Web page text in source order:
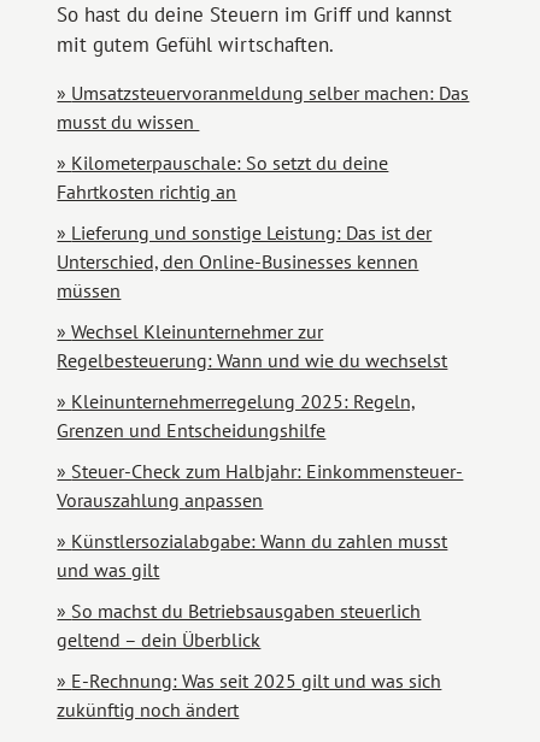
So hast du deine Steuern im Griff und kannst
mit gutem Gefühl wirtschaften.
Umsatzsteuervoranmeldung selber machen: Das
musst du wissen
Kilometerpauschale: So setzt du deine
Fahrtkosten richtig an
Lieferung und sonstige Leistung: Das ist der
Unterschied, den Online-Businesses kennen
müssen
Wechsel Kleinunternehmer zur
Regelbesteuerung: Wann und wie du wechselst
Kleinunternehmerregelung 2025: Regeln,
Grenzen und Entscheidungshilfe
Steuer-Check zum Halbjahr: Einkommensteuer-
Vorauszahlung anpassen
Künstlersozialabgabe: Wann du zahlen musst
und was gilt
So machst du Betriebsausgaben steuerlich
geltend – dein Überblick
E-Rechnung: Was seit 2025 gilt und was sich
zukünftig noch ändert